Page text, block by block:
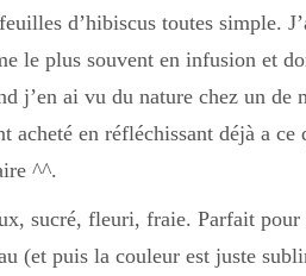
d’hibiscus toutes simple.
le plus souvent en infusion et
j’en ai vu du nature chez un de
acheté en réfléchissant déjà a ce
^^.
sucré, fleuri, fraie. Parfait pour
(et puis la couleur est juste